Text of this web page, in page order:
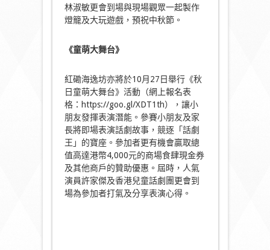
林淑敏更會到場與現場觀眾一起製作
燈籠及大玩遊戲，預祝中秋節。
《童萌大舞台》
紅磡海逸坊亦將於10月27日舉行《秋
日童萌大舞台》活動（網上報名表
格：https://goo.gl/XDT1th），讓小
朋友發揮表演潛能。參賽小朋友及家
長將即場表演話劇故事，競逐「話劇
王」的寶座。參加者更有機會贏取總
值高達港幣4,000元的商場食肆現金券
及其他商戶的贊助優惠。屆時，人氣
演員許家傑及香港兒童話劇團更會到
場為參加者打氣及分享表演心得。